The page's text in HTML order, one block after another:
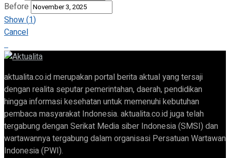
Before
Show(1)
Cancel
aktualita.co.id merupakan portal berita aktual yang tersaji
dengan realita seputar pemerintahan, daerah, pendidikan
hingga informasi kesehatan untuk memenuhi kebutuhan
pembaca masyarakat Indonesia. aktualita.co.id juga telah
tergabung dengan Serikat Media siber Indonesia (SMSI) dan
wartawannya tergabung dalam organisasi Persatuan Wartawan
Indonesia (PWI).